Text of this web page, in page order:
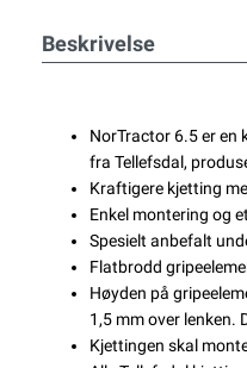
Beskrivelse
NorTractor 6.5 er en
fra Tellefsdal,
Kraftigere kjetting
Enkel montering og
Spesielt anbefalt
Flatbrodd
Høyden på
1,5 mm over lenken.
Kjettingen skal